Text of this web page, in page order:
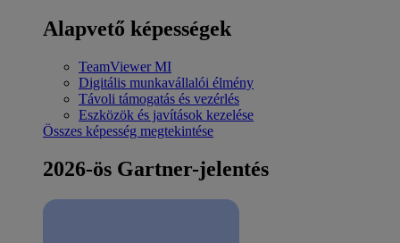
Alapvető képességek
TeamViewer MI
Digitális munkavállalói élmény
Távoli támogatás és vezérlés
Eszközök és javítások kezelése
Összes képesség megtekintése
2026-ös Gartner-jelentés